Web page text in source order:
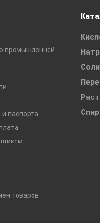
промышленной
паспорта
товаров
Соли